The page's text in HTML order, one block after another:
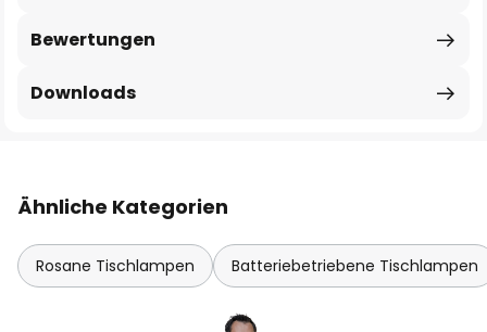
Bewertungen
Downloads
Ähnliche Kategorien
Rosane Tischlampen Batteriebetriebene Tischlampen